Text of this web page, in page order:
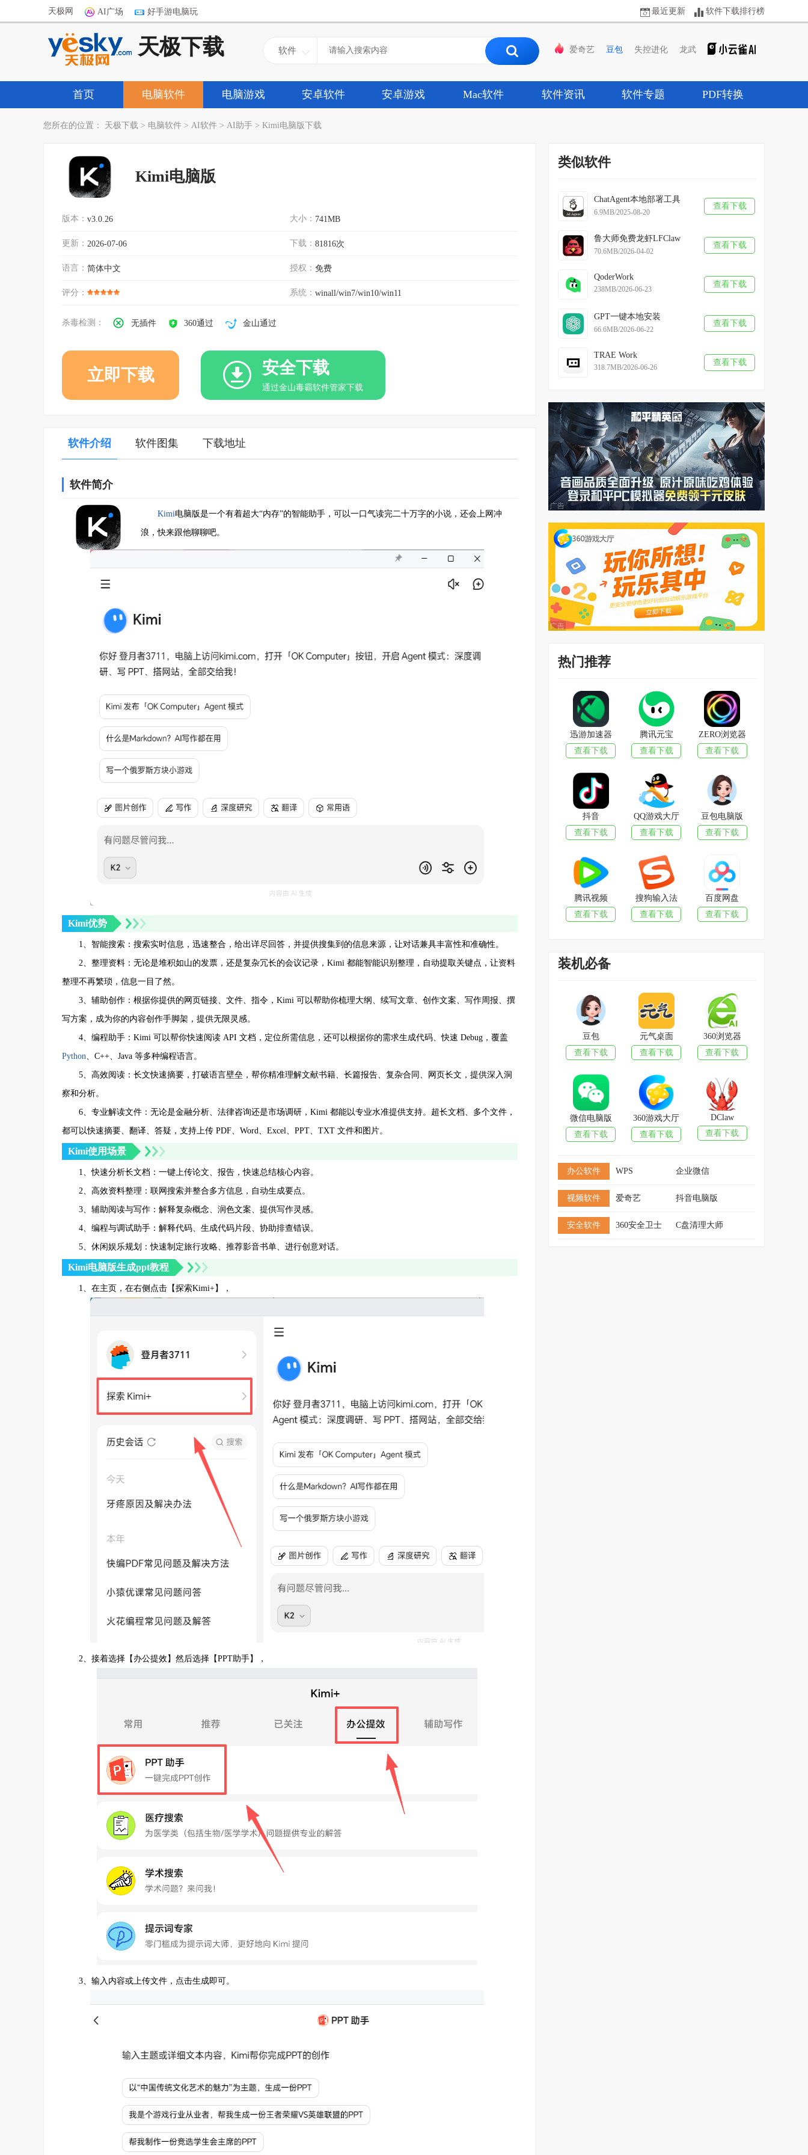
天极网 AI广场 好手游电脑玩 最近更新 软件下载排行榜
天极下载 软件 爱奇艺 豆包 失控进化 龙武
首页 电脑软件 电脑游戏 安卓软件 安卓游戏 Mac软件 软件资讯 软件专题 PDF转换
您所在的位置： 天极下载 > 电脑软件 > AI软件 > AI助手 > Kimi电脑版下载
Kimi电脑版
版本： v3.0.26 大小： 741MB
更新： 2026-07-06 下载： 81816次
语言： 简体中文 授权： 免费
评分： 系统： winall/win7/win10/win11
杀毒检测： 无插件 360通过 金山通过
立即下载 安全下载
通过金山毒霸软件管家下载
软件介绍 软件图集 下载地址
软件简介
Kimi电脑版是一个有着超大“内存”的智能助手，可以一口气读完二十万字的小说，还会上网冲
浪，快来跟他聊聊吧。
Kimi优势
1、智能搜索：搜索实时信息，迅速整合，给出详尽回答，并提供搜集到的信息来源，让对话兼具丰富性和准确性。
2、整理资料：无论是堆积如山的发票，还是复杂冗长的会议记录，Kimi 都能智能识别整理，自动提取关键点，让资料
整理不再繁琐，信息一目了然。
3、辅助创作：根据你提供的网页链接、文件、指令，Kimi 可以帮助你梳理大纲、续写文章、创作文案、写作周报、撰
写方案，成为你的内容创作手脚架，提供无限灵感。
4、编程助手：Kimi 可以帮你快速阅读 API 文档，定位所需信息，还可以根据你的需求生成代码、快速 Debug，覆盖
Python 、C++、Java 等多种编程语言。
5、高效阅读：长文快速摘要，打破语言壁垒，帮你精准理解文献书籍、长篇报告、复杂合同、网页长文，提供深入洞
察和分析。
6、专业解读文件：无论是金融分析、法律咨询还是市场调研，Kimi 都能以专业水准提供支持。超长文档、多个文件，
都可以快速摘要、翻译、答疑，支持上传 PDF、Word、Excel、PPT、TXT 文件和图片。
Kimi使用场景
1、快速分析长文档：一键上传论文、报告，快速总结核心内容。
2、高效资料整理：联网搜索并整合多方信息，自动生成要点。
3、辅助阅读与写作：解释复杂概念、润色文案、提供写作灵感。
4、编程与调试助手：解释代码、生成代码片段、协助排查错误。
5、休闲娱乐规划：快速制定旅行攻略、推荐影音书单、进行创意对话。
Kimi电脑版生成ppt教程
1、在主页，在右侧点击【探索Kimi+】，
2、接着选择【办公提效】然后选择【PPT助手】，
3、输入内容或上传文件，点击生成即可。
类似软件
ChatAgent本地部署工具
6.9MB/2025-08-20
查看下载
鲁大师免费龙虾LFClaw
70.6MB/2026-04-02
查看下载
QoderWork
238MB/2026-06-23
查看下载
GPT一键本地安装
66.6MB/2026-06-22
查看下载
TRAE Work
318.7MB/2026-06-26
查看下载
热门推荐
迅游加速器
查看下载
腾讯元宝
查看下载
ZERO浏览器
查看下载
抖音
查看下载
QQ游戏大厅
查看下载
豆包电脑版
查看下载
腾讯视频
查看下载
搜狗输入法
查看下载
百度网盘
查看下载
装机必备
豆包
查看下载
元气桌面
查看下载
360浏览器
查看下载
微信电脑版
查看下载
360游戏大厅
查看下载
DClaw
查看下载
办公软件 WPS 企业微信
视频软件 爱奇艺 抖音电脑版
安全软件 360安全卫士 C盘清理大师